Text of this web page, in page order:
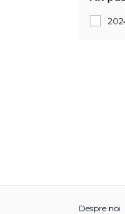
Despre noi